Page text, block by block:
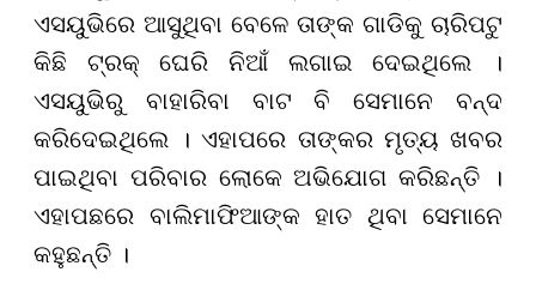
ଏସୟୁଭିରେ ଆସୁଥିବା ବେଳେ ତାଙ୍କ ଗାଡିକୁ ଚାରିପଟୁ
କିଛି ଟ୍ରକ୍ ଘେରି ନିଆଁ ଲଗାଇ ଦେଇଥିଲେ ।
ଏସୟୁଭିରୁ ବାହାରିବା ବାଟ ବି ସେମାନେ ବନ୍ଦ
କରିଦେଇଥିଲେ । ଏହାପରେ ତାଙ୍କର ମୃତ୍ୟ ଖବର
ପାଇଥିବା ପରିବାର ଲୋକେ ଅଭିଯୋଗ କରିଛନ୍ତି ।
ଏହାପଛରେ ବାଲିମାଫିଆଙ୍କ ହାତ ଥିବା ସେମାନେ
କହୁଛନ୍ତି ।